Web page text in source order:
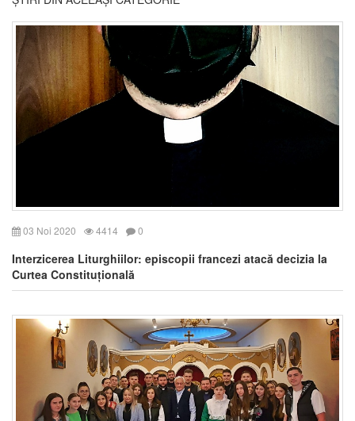
03 Noi 2020 4414 0
Interzicerea Liturghiilor: episcopii francezi atacă decizia la
Curtea Constituțională